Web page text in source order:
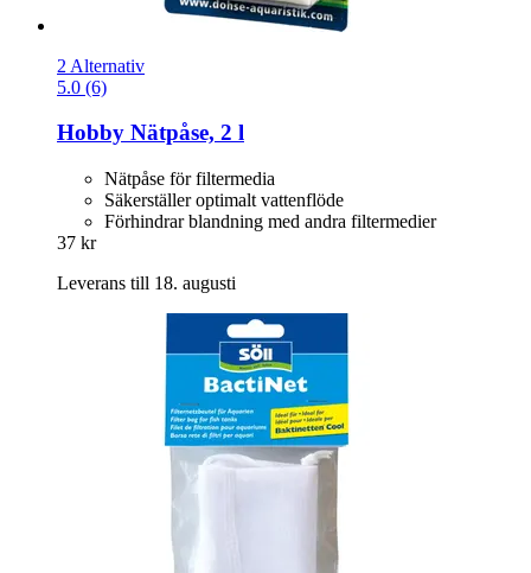
2 Alternativ
5.0 (6)
Hobby Nätpåse, 2 l
Nätpåse för filtermedia
Säkerställer optimalt vattenflöde
Förhindrar blandning med andra filtermedier
37 kr
Leverans till 18. augusti